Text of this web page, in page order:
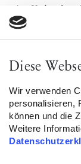
Diese
Wir verwenden
personalisieren,
können und die
Weitere
Algorithmen.
Verwaltung,
gemeinsame
gegen
Der